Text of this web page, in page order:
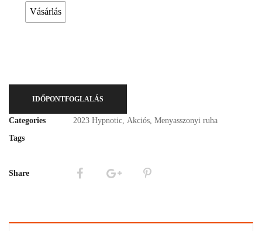
Vásárlás
IDŐPONTFOGLALÁS
Categories 2023 Hypnotic Akciós Menyasszonyi ruha
Tags
Share